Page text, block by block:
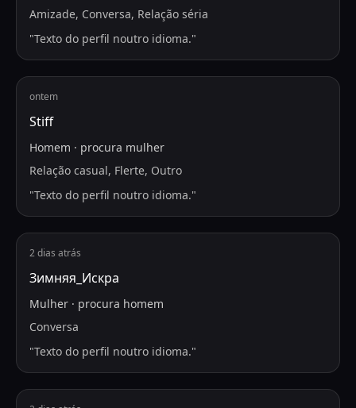
Amizade, Conversa, Relação séria
"Texto do perfil noutro idioma."
ontem
Stiff
Homem · procura mulher
Relação casual, Flerte, Outro
"Texto do perfil noutro idioma."
2 dias atrás
Зимняя_Искра
Mulher · procura homem
Conversa
"Texto do perfil noutro idioma."